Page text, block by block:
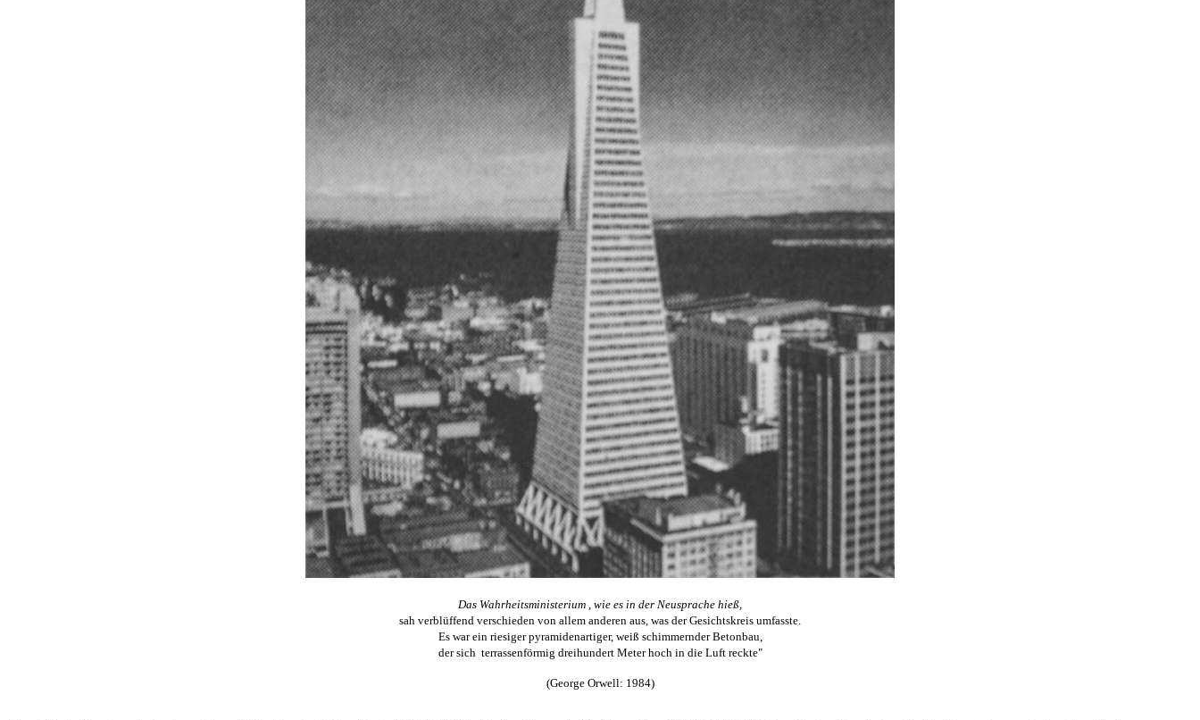
Das Wahrheitsministerium , wie es in der Neusprache hieß,
sah verblüffend verschieden von allem anderen aus, was der Gesichtskreis umfasste.
Es war ein riesiger pyramidenartiger, weiß schimmernder Betonbau,
der sich terrassenförmig dreihundert Meter hoch in die Luft reckte"
(George Orwell: 1984)